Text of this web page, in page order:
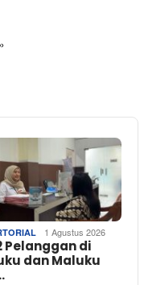
1 Agustus 2026
Pelanggan di
dan Maluku